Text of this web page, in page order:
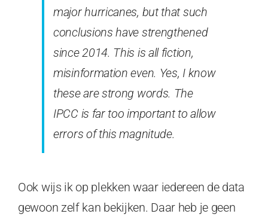
major hurricanes, but that such
conclusions have strengthened
since 2014. This is all fiction,
misinformation even. Yes, I know
these are strong words. The
IPCC is far too important to allow
errors of this magnitude.
Ook wijs ik op plekken waar iedereen de data
gewoon zelf kan bekijken. Daar heb je geen